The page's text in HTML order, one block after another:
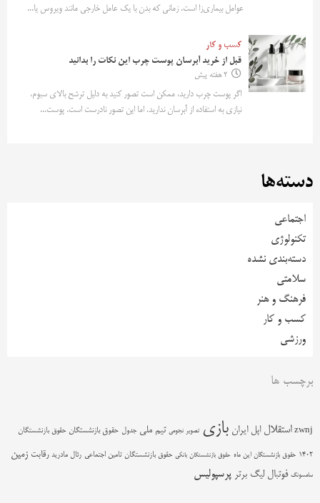
عوامل بیماری‌زا است. زمانی که بدن با یک عامل خارجی مانند ویروس یا...
کسب و کار
قبل از خرید آبرسان پوست چرب این نکات را بدانید
2 هفته پیش
اگر پوست چرب دارید، ممکن است تصور کنید به دلیل ترشح بالای سبوم،
نیازی به استفاده از آبرسان ندارید. اما این تصور نادرست است. پوست...
دسته‌ها
اجتماعی
تکنولوژی
دسته‌بندی نشده
سلامتی
فرهنگ و هنر
کسب و کار
ورزشی
برچسب ها
zwnj استقلال اپل ایران بازی تصویر نجومی تیم ملی جدول حقوق بازنشستگان حقوق بازنشستگان
1402 حقوق بازنشستگان این ماه حقوق بازنشستگان بانکی حقوق بازنشستگان تامین اجتماعی رئال مادرید رقابت زمین
سامسونگ فوتبال لیگ برتر پرسپولیس